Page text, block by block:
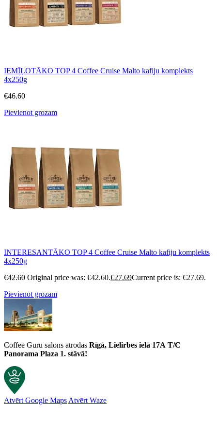
IEMĪĻOTĀKO TOP 4 Coffee Cruise Malto kafiju komplekts
4x250g
€46.60
Pievienot grozam
INTERESANTĀKO TOP 4 Coffee Cruise Malto kafiju komplekts
4x250g
€42.60 Original price was: €42.60.€27.69Current price is: €27.69.
Pievienot grozam
Coffee Guru salons atrodas Rīgā, Lielirbes ielā 17A T/C
Panorama Plaza 1. stāvā!
Atvērt Google Maps Atvērt Waze